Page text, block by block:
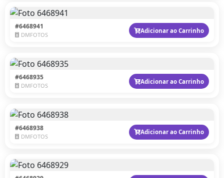
#6468941
DMFOTOS
Adicionar ao Carrinho
#6468935
DMFOTOS
Adicionar ao Carrinho
#6468938
DMFOTOS
Adicionar ao Carrinho